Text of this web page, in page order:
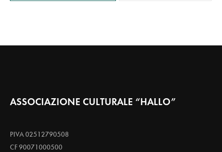
ASSOCIAZIONE CULTURALE “HALLO”
PIVA 02512790508
CF 90071000500